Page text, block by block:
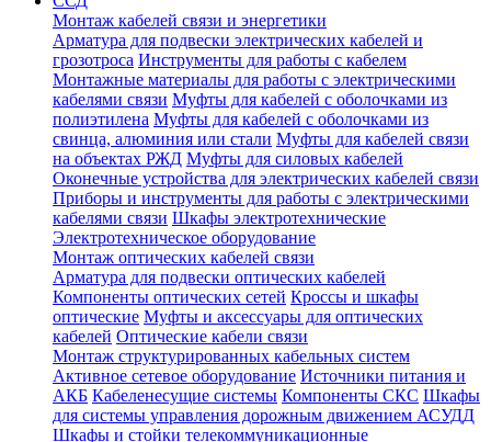
Монтаж кабелей связи и энергетики
Арматура для подвески электрических кабелей и
грозотроса Инструменты для работы с кабелем
Монтажные материалы для работы с электрическими
кабелями связи Муфты для кабелей с оболочками из
полиэтилена Муфты для кабелей с оболочками из
свинца, алюминия или стали Муфты для кабелей связи
на объектах РЖД Муфты для силовых кабелей
Оконечные устройства для электрических кабелей связи
Приборы и инструменты для работы с электрическими
кабелями связи Шкафы электротехнические
Электротехническое оборудование
Монтаж оптических кабелей связи
Арматура для подвески оптических кабелей
Компоненты оптических сетей Кроссы и шкафы
оптические Муфты и аксессуары для оптических
кабелей Оптические кабели связи
Монтаж структурированных кабельных систем
Активное сетевое оборудование Источники питания и
АКБ Кабеленесущие системы Компоненты СКС Шкафы
для системы управления дорожным движением АСУДД
Шкафы и стойки телекоммуникационные